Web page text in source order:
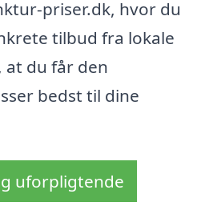
priser.dk, hvor du
tilbud fra lokale
at du får den
bedst til dine
uforpligtende